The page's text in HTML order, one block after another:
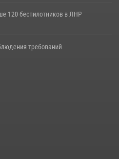
120 беспилотников в ЛНР
требований